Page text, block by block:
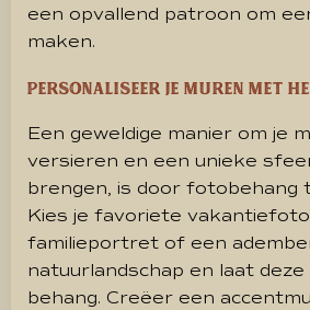
een opvallend patroon om
maken.
Personaliseer je muren met
Een geweldige manier om je
versieren en een unieke
brengen, is door fotobehang
Kies je favoriete
familieportret of een
natuurlandschap en laat
behang. Creëer een